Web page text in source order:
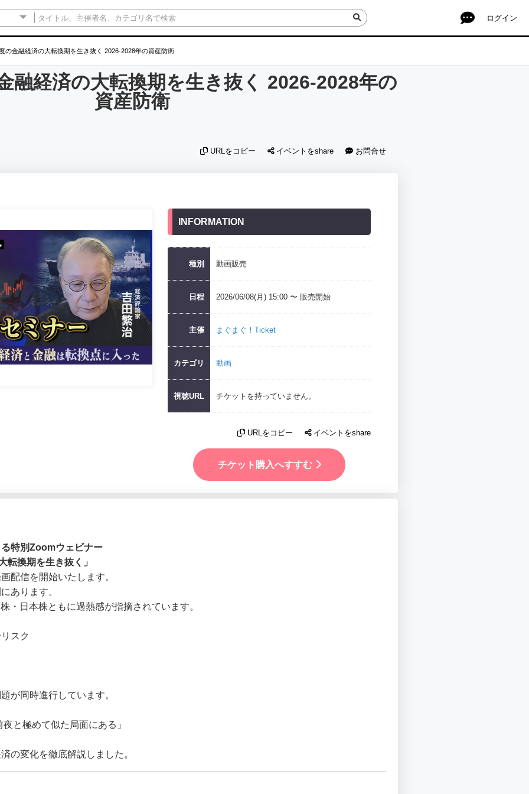
ログイン
の金融経済の大転換期を生き抜く 2026-2028年の資産防衛
融経済の大転換期を生き抜く 2026-2028年の
資産防衛
URLをコピー イベントをshare お問合せ
INFORMATION
種別 動画販売
日程 2026/06/08(月) 15:00 〜 販売開始
主催 まぐまぐ！Ticket
カテゴリ 動画
視聴URL チケットを持っていません。
イベントをshare
URLをコピー
チケット購入へすすむ
特別Zoomウェビナー
転換期を生き抜く」
配信を開始いたします。
あります。
・日本株ともに過熱感が指摘されています。
スク
が同時進行しています。
と極めて似た局面にある」
の変化を徹底解説しました。